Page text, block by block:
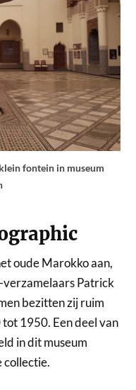
fontein in museum
oude Marokko aan,
Patrick
bezitten zij ruim
1950. Een deel van
in dit museum
collectie.